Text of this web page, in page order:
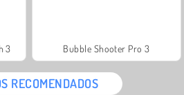
3 Bubble Shooter Pro 3
RECOMENDADOS